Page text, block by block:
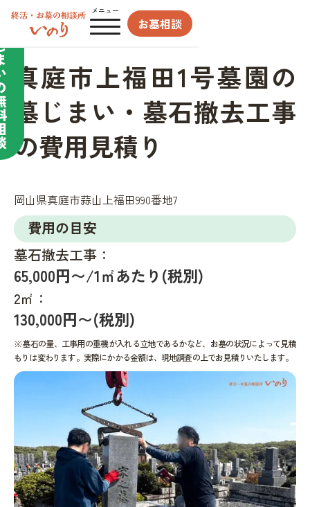
メニュー
お墓相談
真庭市上福田1号墓園の
墓じまい・墓石撤去工事
の費用見積り
岡山県真庭市蒜山上福田990番地7
費用の目安
墓石撤去工事：
65,000円〜/1㎡あたり(税別)
2㎡：
130,000円〜(税別)
※墓石の量、工事用の重機が入れる立地であるかなど、お墓の状況によって見積
もりは変わります。実際にかかる金額は、現地調査の上でお見積りいたします。